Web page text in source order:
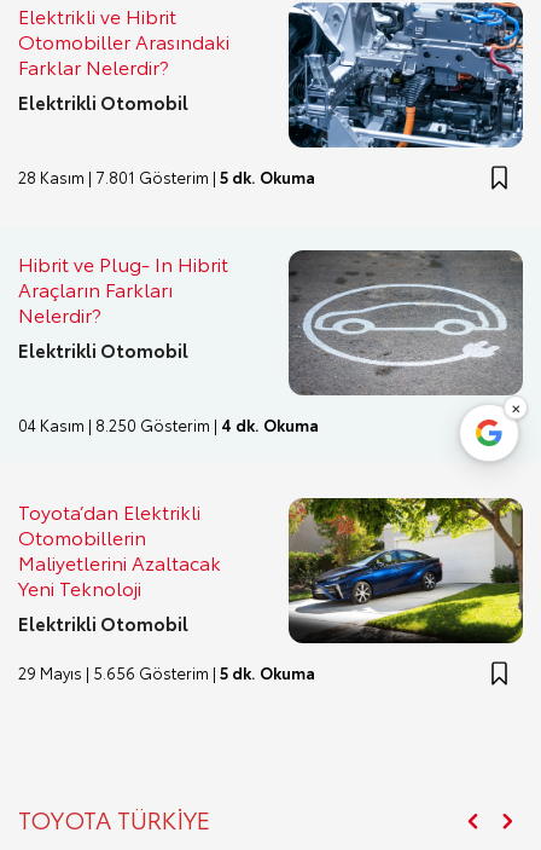
Elektrikli ve Hibrit
Otomobiller Arasındaki
Farklar Nelerdir?
Elektrikli Otomobil
28 Kasım | 7.801 Gösterim | 5 dk. Okuma
Hibrit ve Plug- In Hibrit
Araçların Farkları
Nelerdir?
Elektrikli Otomobil
04 Kasım | 8.250 Gösterim | 4 dk. Okuma
Toyota’dan Elektrikli
Otomobillerin
Maliyetlerini Azaltacak
Yeni Teknoloji
Elektrikli Otomobil
29 Mayıs | 5.656 Gösterim | 5 dk. Okuma
TOYOTA TÜRKİYE
×